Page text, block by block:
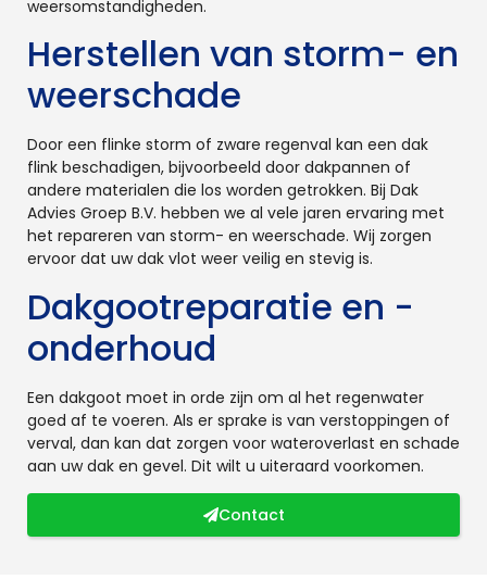
weersomstandigheden.
Herstellen van storm- en
weerschade
Door een flinke storm of zware regenval kan een dak
flink beschadigen, bijvoorbeeld door dakpannen of
andere materialen die los worden getrokken. Bij Dak
Advies Groep B.V. hebben we al vele jaren ervaring met
het repareren van storm- en weerschade. Wij zorgen
ervoor dat uw dak vlot weer veilig en stevig is.
Dakgootreparatie en -
onderhoud
Een dakgoot moet in orde zijn om al het regenwater
goed af te voeren. Als er sprake is van verstoppingen of
verval, dan kan dat zorgen voor wateroverlast en schade
aan uw dak en gevel. Dit wilt u uiteraard voorkomen.
Contact